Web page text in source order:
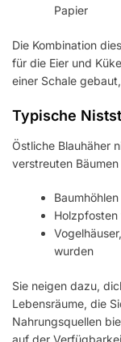
Papier
Die Kombination
für die Eier und
einer Schale
Typische
Östliche Blauhäher
verstreuten
Baumhöhlen
Holzpfosten
wurden
Sie neigen dazu,
Lebensräume, die
Nahrungsquellen
auf der